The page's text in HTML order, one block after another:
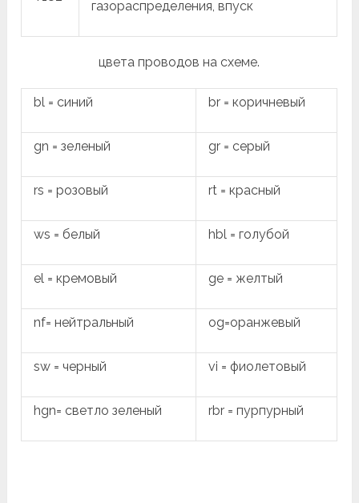
газораспределения, впуск
цвета проводов на схеме.
bl = синий br = коричневый
gn = зеленый gr = серый
rs = розовый rt = красный
ws = белый hbl = голубой
el = кремовый ge = желтый
nf= нейтральный og=оранжевый
sw = черный vi = фиолетовый
hgn= светло зеленый rbr = пурпурный